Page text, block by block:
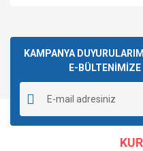
kullanarak tarafımıza
Görüş ve önerileriniz için
Ürün resmi kalitesiz,
Ürün açıklamasında
Ürün bilgilerinde hatalar
Ürün fiyatı diğer
KAMPANYA
E-